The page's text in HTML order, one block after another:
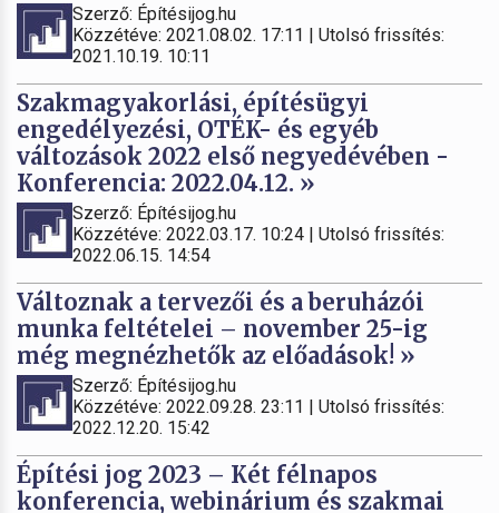
Szerző: Építésijog.hu
Közzétéve: 2021.08.02. 17:11 | Utolsó frissítés:
2021.10.19. 10:11
Szakmagyakorlási, építésügyi
engedélyezési, OTÉK- és egyéb
változások 2022 első negyedévében -
Konferencia: 2022.04.12. »
Szerző: Építésijog.hu
Közzétéve: 2022.03.17. 10:24 | Utolsó frissítés:
2022.06.15. 14:54
Változnak a tervezői és a beruházói
munka feltételei – november 25-ig
még megnézhetők az előadások! »
Szerző: Építésijog.hu
Közzétéve: 2022.09.28. 23:11 | Utolsó frissítés:
2022.12.20. 15:42
Építési jog 2023 – Két félnapos
konferencia, webinárium és szakmai